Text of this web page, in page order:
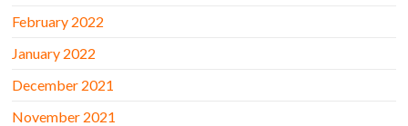
February 2022
January 2022
December 2021
November 2021